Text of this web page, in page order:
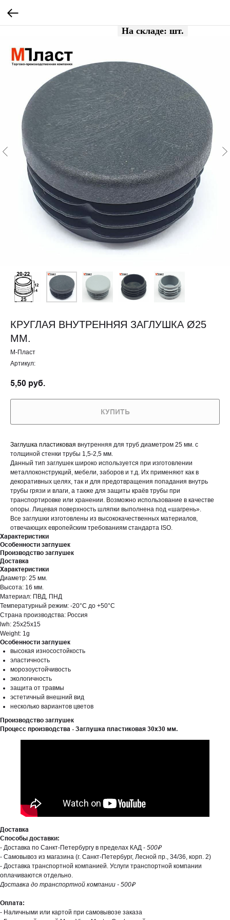
КРУГЛАЯ ВНУТРЕННЯЯ ЗАГЛУШКА Ø25
ММ.
М-Пласт
Артикул:
5,50 руб.
КУПИТЬ
Заглушка пластиковая внутренняя для труб диаметром 25 мм. с
толщиной стенки трубы 1,5-2,5 мм.
Данный тип заглушек широко используется при изготовлении
металлоконструкций, мебели, заборов и т.д. Их применяют как в
декоративных целях, так и для предотвращения попадания внутрь
трубы грязи и влаги, а также для защиты краёв трубы при
транспортировке или хранении. Возможно использование в качестве
опоры. Лицевая поверхность шляпки выполнена под «шагрень».
Все заглушки изготовлены из высококачественных материалов,
отвечающих европейским требованиям стандарта ISO.
Характеристики
Особенности заглушек
Производство заглушек
Доставка
Характеристики
Диаметр: 25 мм.
Высота: 16 мм.
Материал: ПВД, ПНД
Температурный режим: -20°С до +50°С
Страна производства: Россия
lwh: 25x25x15
Weight: 1g
Особенности заглушек
высокая износостойкость
эластичность
морозоустойчивость
экологичность
защита от травмы
эстетичный внешний вид
несколько вариантов цветов
Производство заглушек
Процесс производства - Заглушка пластиковая 30х30 мм.
Доставка
Способы доставки:
- Доставка по Санкт-Петербургу в пределах КАД - 500₽
- Самовывоз из магазина (г. Санкт-Петербург, Лесной пр., 34/36, корп. 2)
- Доставка транспортной компанией. Услуги транспортной компании
оплачиваются отдельно.
Доставка до транспортной компании - 500₽
Оплата:
- Наличными или картой при самовывозе заказа